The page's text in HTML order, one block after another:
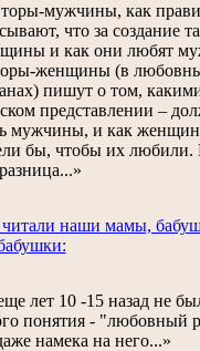
мужчины, как
что за создание
и как они любят
женщины (в
пишут о том,
представлении –
мужчины, и как
бы, чтобы их любили.
наши мамы,
лет 10 -15 назад не
понятия - "любовный
намека на него...»